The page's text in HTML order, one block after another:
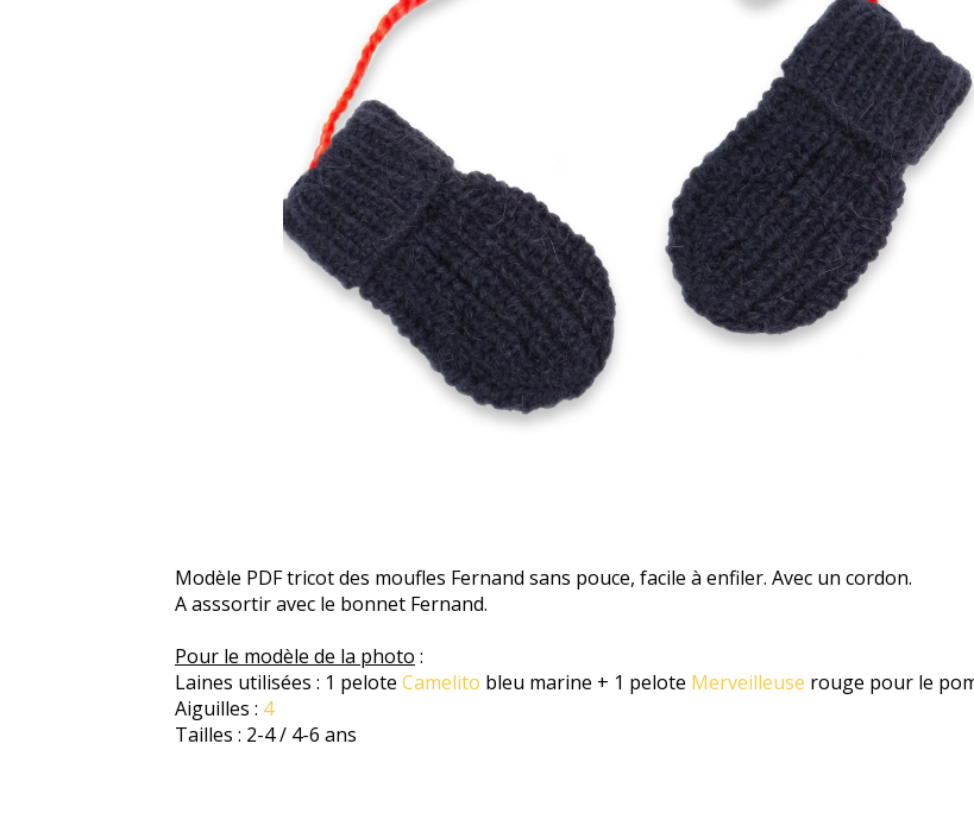
Modèle PDF tricot des moufles Fernand sans pouce, facile à enfiler. Avec un cordon.
A asssortir avec le bonnet Fernand.
Pour le modèle de la photo :
Laines utilisées : 1 pelote Camelito bleu marine + 1 pelote Merveilleuse rouge pour le
Aiguilles : 4
Tailles : 2-4 / 4-6 ans